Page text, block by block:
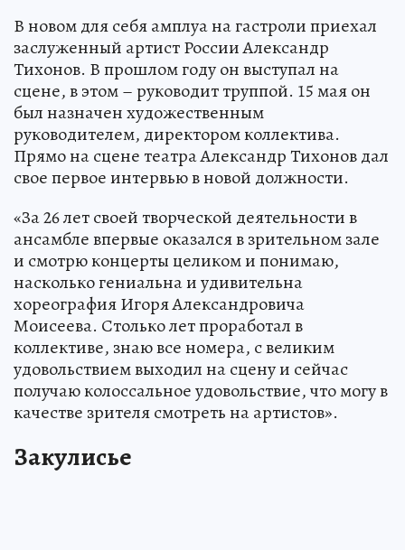
В новом для себя амплуа на гастроли приехал
заслуженный артист России Александр
Тихонов. В прошлом году он выступал на
сцене, в этом – руководит труппой. 15 мая он
был назначен художественным
руководителем, директором коллектива.
Прямо на сцене театра Александр Тихонов дал
свое первое интервью в новой должности.
«За 26 лет своей творческой деятельности в
ансамбле впервые оказался в зрительном зале
и смотрю концерты целиком и понимаю,
насколько гениальна и удивительна
хореография Игоря Александровича
Моисеева. Столько лет проработал в
коллективе, знаю все номера, с великим
удовольствием выходил на сцену и сейчас
получаю колоссальное удовольствие, что могу в
качестве зрителя смотреть на артистов».
Закулисье